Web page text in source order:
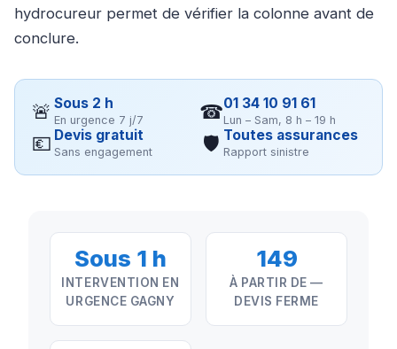
hydrocureur permet de vérifier la colonne avant de
conclure.
🚨 Sous 2 h
En urgence 7 j/7 ☎01 34 10 91 61
Lun – Sam, 8 h – 19 h
💶 Devis gratuit
Sans engagement 🛡 Toutes assurances
Rapport sinistre
Sous 1 h
INTERVENTION EN
URGENCE GAGNY
149
À PARTIR DE —
DEVIS FERME